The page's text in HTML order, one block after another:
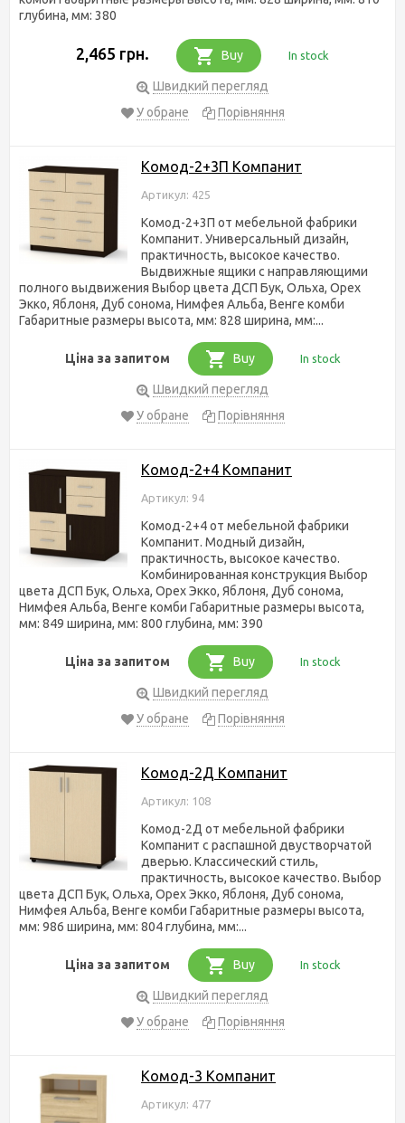
глубина, мм: 380
2,465 грн. Buy In stock
Швидкий перегляд
У обране
Порівняння
Комод-2+3П Компанит
Артикул: 425
Комод-2+3П от мебельной фабрики
Компанит. Универсальный дизайн,
практичность, высокое качество.
Выдвижные ящики с направляющими
полного выдвижения Выбор цвета ДСП Бук, Ольха, Орех
Экко, Яблоня, Дуб сонома, Нимфея Альба, Венге комби
Габаритные размеры высота, мм: 828 ширина, мм:...
Ціна за запитом Buy In stock
Швидкий перегляд
У обране
Порівняння
Комод-2+4 Компанит
Артикул: 94
Комод-2+4 от мебельной фабрики
Компанит. Модный дизайн,
практичность, высокое качество.
Комбинированная конструкция Выбор
цвета ДСП Бук, Ольха, Орех Экко, Яблоня, Дуб сонома,
Нимфея Альба, Венге комби Габаритные размеры высота,
мм: 849 ширина, мм: 800 глубина, мм: 390
Ціна за запитом Buy In stock
Швидкий перегляд
У обране
Порівняння
Комод-2Д Компанит
Артикул: 108
Комод-2Д от мебельной фабрики
Компанит с распашной двустворчатой
дверью. Классический стиль,
практичность, высокое качество. Выбор
цвета ДСП Бук, Ольха, Орех Экко, Яблоня, Дуб сонома,
Нимфея Альба, Венге комби Габаритные размеры высота,
мм: 986 ширина, мм: 804 глубина, мм:...
Ціна за запитом Buy In stock
Швидкий перегляд
У обране
Порівняння
Комод-3 Компанит
Артикул: 477